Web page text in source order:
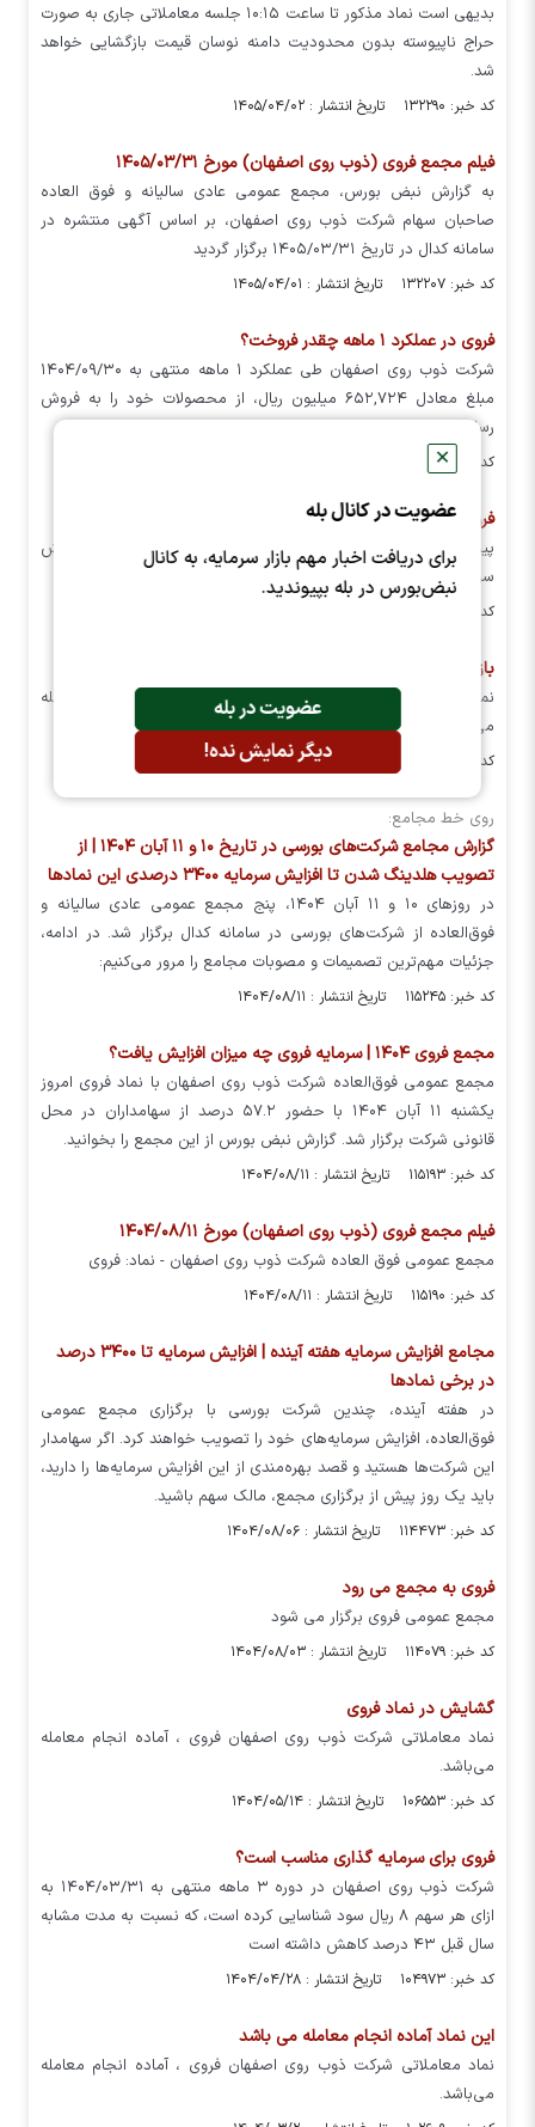
✕
عضویت در کانال بله
برای دریافت اخبار مهم بازار سرمایه، به کانال
نبض‌بورس در بله بپیوندید.
عضویت در بله
دیگر نمایش نده!
بدیهی است نماد مذکور تا ساعت ۱۰:۱۵ جلسه معاملاتی جاری به صورت
حراج ناپیوسته بدون محدودیت دامنه نوسان قیمت بازگشایی خواهد
شد.
کد خبر: ۱۳۲۲۹۰ تاریخ انتشار : ۱۴۰۵/۰۴/۰۲
فیلم مجمع فروی (ذوب روی اصفهان) مورخ ۱۴۰۵/۰۳/۳۱
به گزارش نبض بورس، مجمع عمومی عادی سالیانه و فوق العاده
صاحبان سهام شرکت ذوب روی اصفهان، بر اساس آگهی منتشره در
سامانه کدال در تاریخ ۱۴۰۵/۰۳/۳۱ برگزار گردید
کد خبر: ۱۳۲۲۰۷ تاریخ انتشار : ۱۴۰۵/۰۴/۰۱
فروی در عملکرد ۱ ماهه چقدر فروخت؟
شرکت ذوب روی اصفهان طی عملکرد ۱ ماهه منتهی به ۱۴۰۴/۰۹/۳۰
مبلغ معادل ۶۵۲,۷۲۴ میلیون ریال، از محصولات خود را به فروش
رسانده که نسبت به مدت مشابه سال قبل ۲۷ درصد افت داشته است.
کد خبر: ۱۲۲۴۵۲ تاریخ انتشار : ۱۴۰۴/۱۰/۱۷
فروی پیشنهاد افزایش سرمایه داد
پیشنهاد هییت مدیره به مجمع عمومی فوق العاده در خصوص افزایش
سرمایه شرکت ذوب روی اصفهان را در این مطلب می خوانید
کد خبر: ۱۱۹۴۷۱ تاریخ انتشار : ۱۴۰۴/۰۹/۱۹
بازگشایی در نماد فروی
نماد معاملاتی شرکت ذوب روی اصفهان فروی ، آماده انجام معامله
می‌باشد.
کد خبر: ۱۱۵۸۰۹ تاریخ انتشار : ۱۴۰۴/۰۸/۱۷
روی خط مجامع:
گزارش مجامع شرکت‌های بورسی در تاریخ ۱۰ و ۱۱ آبان ۱۴۰۴ | از
تصویب هلدینگ شدن تا افزایش سرمایه ۳۴۰۰ درصدی این نماد‌ها
در روز‌های ۱۰ و ۱۱ آبان ۱۴۰۴، پنج مجمع عمومی عادی سالیانه و
فوق‌العاده از شرکت‌های بورسی در سامانه کدال برگزار شد. در ادامه،
جزئیات مهم‌ترین تصمیمات و مصوبات مجامع را مرور می‌کنیم:
کد خبر: ۱۱۵۲۴۵ تاریخ انتشار : ۱۴۰۴/۰۸/۱۱
مجمع فروی ۱۴۰۴ | سرمایه فروی چه میزان افزایش یافت؟
مجمع عمومی فوق‌العاده شرکت ذوب روی اصفهان با نماد فروی امروز
یکشنبه ۱۱ آبان ۱۴۰۴ با حضور ۵۷.۲ درصد از سهامداران در محل
قانونی شرکت برگزار شد. گزارش نبض بورس از این مجمع را بخوانید.
کد خبر: ۱۱۵۱۹۳ تاریخ انتشار : ۱۴۰۴/۰۸/۱۱
فیلم مجمع فروی (ذوب روی اصفهان) مورخ ۱۴۰۴/۰۸/۱۱
مجمع عمومی فوق العاده شرکت ذوب روی اصفهان - نماد: فروی
کد خبر: ۱۱۵۱۹۰ تاریخ انتشار : ۱۴۰۴/۰۸/۱۱
مجامع افزایش سرمایه هفته آینده | افزایش سرمایه تا ۳۴۰۰ درصد
در برخی نماد‌ها
در هفته آینده، چندین شرکت بورسی با برگزاری مجمع عمومی
فوق‌العاده، افزایش سرمایه‌های خود را تصویب خواهند کرد. اگر سهامدار
این شرکت‌ها هستید و قصد بهره‌مندی از این افزایش سرمایه‌ها را دارید،
باید یک روز پیش از برگزاری مجمع، مالک سهم باشید.
کد خبر: ۱۱۴۴۷۳ تاریخ انتشار : ۱۴۰۴/۰۸/۰۶
فروی به مجمع می رود
مجمع عمومی فروی برگزار می شود
کد خبر: ۱۱۴۰۷۹ تاریخ انتشار : ۱۴۰۴/۰۸/۰۳
گشایش در نماد فروی
نماد معاملاتی شرکت ذوب روی اصفهان فروی ، آماده انجام معامله
می‌باشد.
کد خبر: ۱۰۶۵۵۳ تاریخ انتشار : ۱۴۰۴/۰۵/۱۴
فروی برای سرمایه گذاری مناسب است؟
شرکت ذوب روی اصفهان در دوره ۳ ماهه منتهی به ۱۴۰۴/۰۳/۳۱ به
ازای هر سهم ۸ ریال سود شناسایی کرده است، که نسبت به مدت مشابه
سال قبل ۴۳ درصد کاهش داشته است
کد خبر: ۱۰۴۹۷۳ تاریخ انتشار : ۱۴۰۴/۰۴/۲۸
این نماد آماده انجام معامله می باشد
نماد معاملاتی شرکت ذوب روی اصفهان فروی ، آماده انجام معامله
می‌باشد.